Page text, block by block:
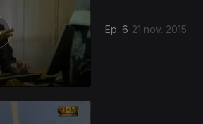
Ep. 6 21 nov. 2015